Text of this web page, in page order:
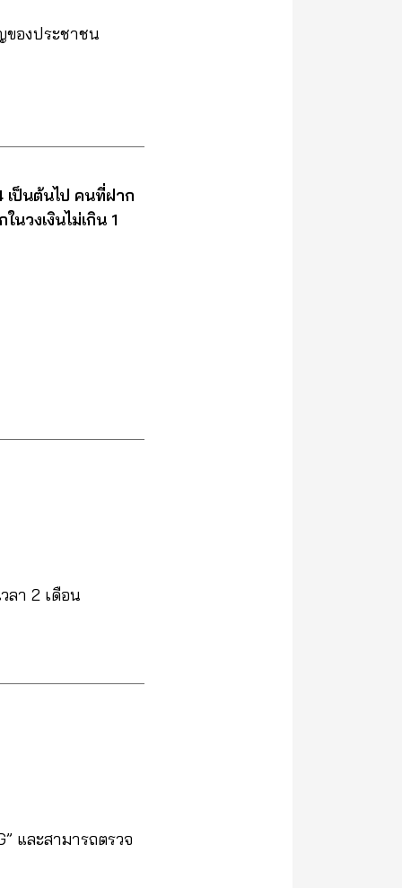
ของประชาชน
เป็นต้นไป คนที่ฝาก
วงเงินไม่เกิน 1
ลา 2 เดือน
และสามารถตรวจ